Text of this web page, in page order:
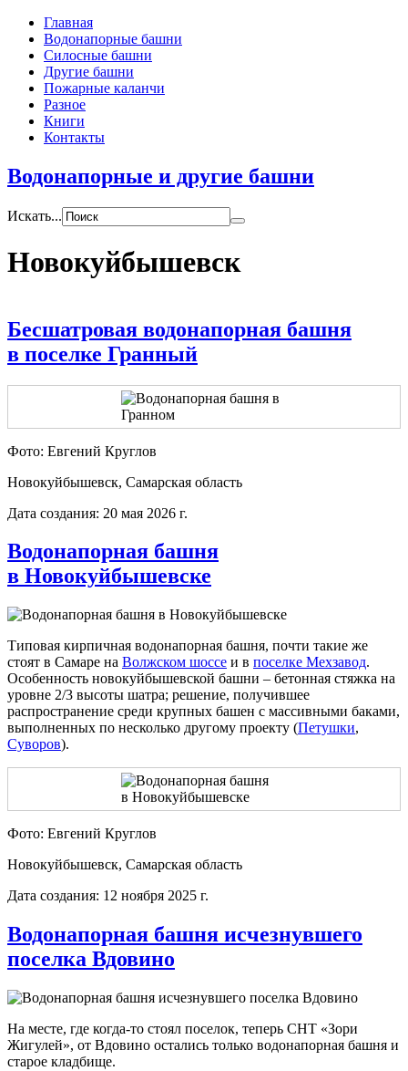
Главная
Водонапорные башни
Силосные башни
Другие башни
Пожарные каланчи
Разное
Книги
Контакты
Водонапорные и другие башни
Искать...
Новокуйбышевск
Бесшатровая водонапорная башня
в поселке Гранный
Фото: Евгений Круглов
Новокуйбышевск, Самарская область
Дата создания: 20 мая 2026 г.
Водонапорная башня
в Новокуйбышевске
Типовая кирпичная водонапорная башня, почти такие же
стоят в Самаре на Волжском шоссе и в поселке Мехзавод.
Особенность новокуйбышевской башни – бетонная стяжка на
уровне 2/3 высоты шатра; решение, получившее
распространение среди крупных башен с массивными баками,
выполненных по несколько другому проекту (Петушки,
Суворов).
Фото: Евгений Круглов
Новокуйбышевск, Самарская область
Дата создания: 12 ноября 2025 г.
Водонапорная башня исчезнувшего
поселка Вдовино
На месте, где когда-то стоял поселок, теперь СНТ «Зори
Жигулей», от Вдовино остались только водонапорная башня и
старое кладбище.